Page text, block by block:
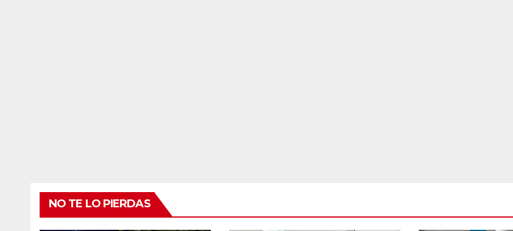
NO TE LO PIERDAS